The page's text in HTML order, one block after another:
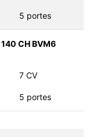
5 portes
CH BVM6
7 CV
5 portes